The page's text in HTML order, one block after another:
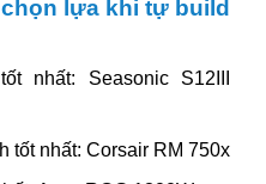
lựa khi tự build
nhất: Seasonic S12III
tốt nhất: Corsair RM 750x